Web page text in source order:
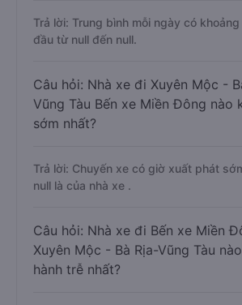
Trả lời: Trung bình mỗi ngày có
đầu từ null đến null.
Câu hỏi: Nhà xe đi Xuyên Mộc -
Vũng Tàu Bến xe Miền Đông nào
sớm nhất?
Trả lời: Chuyến xe có giờ xuất phát
null là của nhà xe .
Câu hỏi: Nhà xe đi Bến xe Miền
Xuyên Mộc - Bà Rịa-Vũng Tàu
hành trễ nhất?